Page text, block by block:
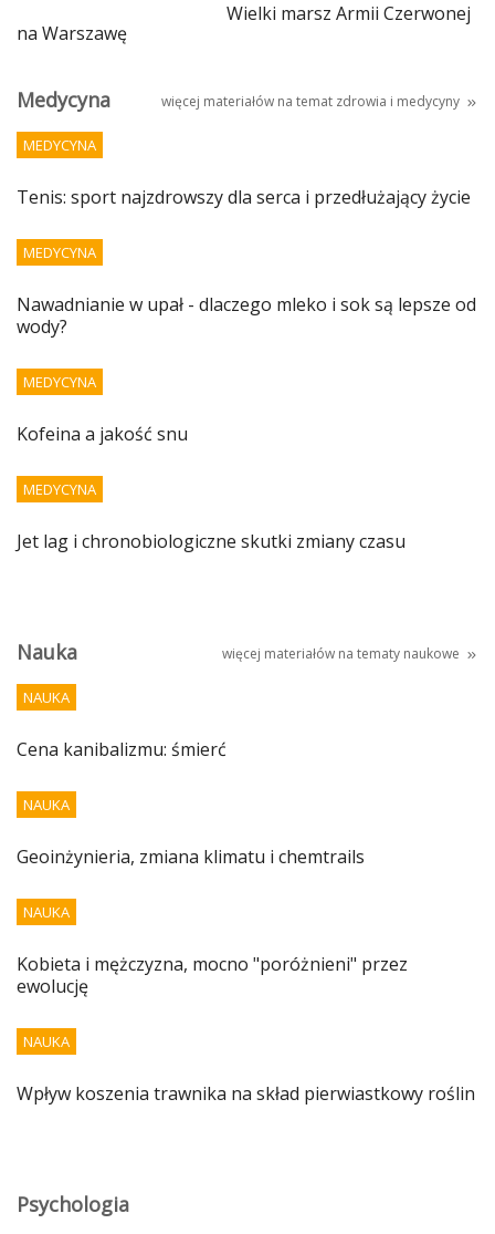
Wielki marsz Armii Czerwonej
na Warszawę
Medycyna więcej materiałów na temat zdrowia i medycyny
MEDYCYNA
Tenis: sport najzdrowszy dla serca i przedłużający życie
MEDYCYNA
Nawadnianie w upał - dlaczego mleko i sok są lepsze od
wody?
MEDYCYNA
Kofeina a jakość snu
MEDYCYNA
Jet lag i chronobiologiczne skutki zmiany czasu
Nauka więcej materiałów na tematy naukowe
NAUKA
Cena kanibalizmu: śmierć
NAUKA
Geoinżynieria, zmiana klimatu i chemtrails
NAUKA
Kobieta i mężczyzna, mocno "poróżnieni" przez
ewolucję
NAUKA
Wpływ koszenia trawnika na skład pierwiastkowy roślin
Psychologia